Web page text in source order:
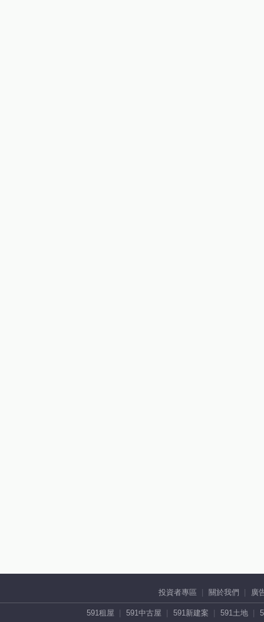
投資者專區 關於我們 廣
591租屋 591中古屋 591新建案 591土地